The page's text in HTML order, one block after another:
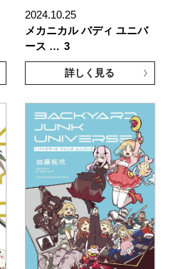
2024.10.25
メカニカル バディ ユニバ
ース … 3
詳しく見る